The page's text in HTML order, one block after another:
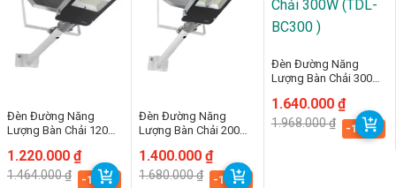
Đèn Đường Năng
Lượng Bàn Chải 120W
1.464.000₫
Giá
gốc
là:
1.220.000 ₫
Giá
hiện
tại
-16.7%
Đèn Đường Năng
Lượng Bàn Chải 200W
1.680.000₫
Giá
gốc
là:
1.400.000₫
Giá
hiện
tại
-16.7%
Đèn Đường Năng
Lượng Bàn Chải 300W
1.968.000₫
Giá
gốc
là:
1.640.000 ₫
Giá
hiện
tại
-16.7%